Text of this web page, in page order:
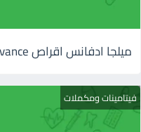
ميلجا ادفانس اقراص Milga Advance : للاعصاب والإكتئاب
فيتامينات ومكملات